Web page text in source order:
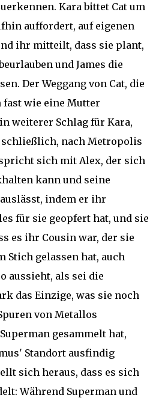
Kara bittet Cat um
auffordert, auf eigenen
ihr mitteilt, dass sie plant,
und James die
Der Weggang von Cat, die
wie eine Mutter
weiterer Schlag für Kara,
nach Metropolis
sich mit Alex, der sich
kann und seine
indem er ihr
für sie geopfert hat, und sie
es ihr Cousin war, der sie
Stich gelassen hat, auch
aussieht, als sei die
das Einzige, was sie noch
von Metallos
gesammelt hat,
Standort ausfindig
sich heraus, dass es sich
Während Superman und